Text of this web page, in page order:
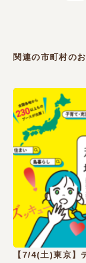
関連の市町村の
【7/4(土)東京】